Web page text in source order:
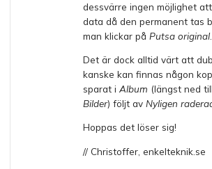
dessvärre ingen möjlighet
data då den permanent tas
man klickar på Putsa original
Det är dock alltid värt att
kanske kan finnas någon
sparat i Album (längst ned
Bilder) följt av Nyligen
Hoppas det löser sig!
// Christoffer, enkelteknik.se